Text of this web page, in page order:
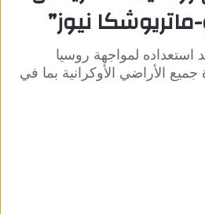
نيوز”
استعداده لمواجهة روسيا
الأراضي الأوكرانية بما في